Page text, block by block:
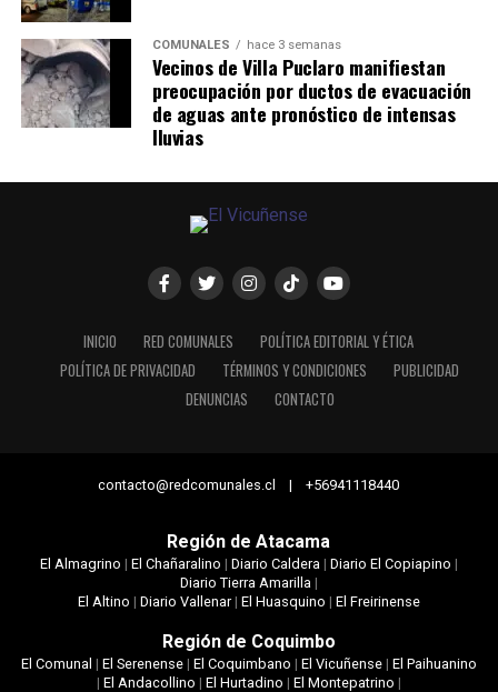
COMUNALES hace 3 semanas
Vecinos de Villa Puclaro manifiestan
preocupación por ductos de evacuación
de aguas ante pronóstico de intensas
lluvias
INICIO RED COMUNALES
POLÍTICA EDITORIAL Y ÉTICA
POLÍTICA DE PRIVACIDAD
TÉRMINOS Y CONDICIONES
PUBLICIDAD
DENUNCIAS
CONTACTO
contacto@redcomunales.cl | +56941118440
Región de Atacama
El Almagrino | El Chañaralino | Diario Caldera | Diario El Copiapino |
Diario Tierra Amarilla |
El Altino | Diario Vallenar| El Huasquino | El Freirinense
Región de Coquimbo
El Comunal | El Serenense| El Coquimbano | El Vicuñense| El Paihuanino
| El Andacollino | El Hurtadino | El Montepatrino |